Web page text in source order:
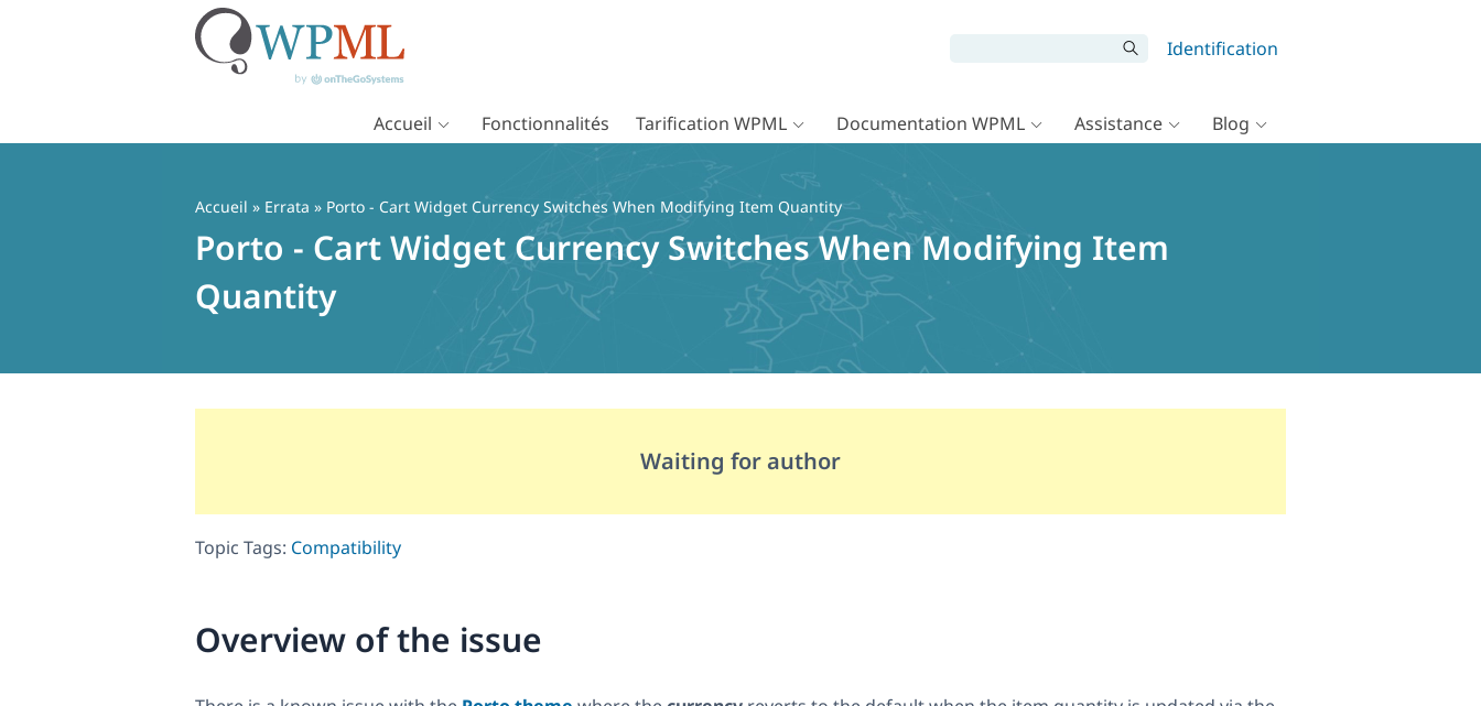
Identification
Accueil Fonctionnalités Tarification WPML Documentation WPML Assistance Blog
Accueil » Errata » Porto - Cart Widget Currency Switches When Modifying Item Quantity
Porto - Cart Widget Currency Switches When Modifying Item
Quantity
Waiting for author
Topic Tags: Compatibility
Overview of the issue